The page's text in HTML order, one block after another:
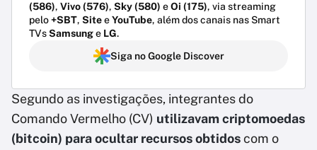
(586), Vivo (576), Sky (580) eOi (175), via streaming
pelo+SBT, SiteeYouTube, além dos canais nas Smart
TVsSamsunge LG.
Siga no Google Discover
Segundo as investigações, integrantes do
Comando Vermelho (CV) utilizavam criptomoedas
(bitcoin) para ocultar recursos obtidoscom o